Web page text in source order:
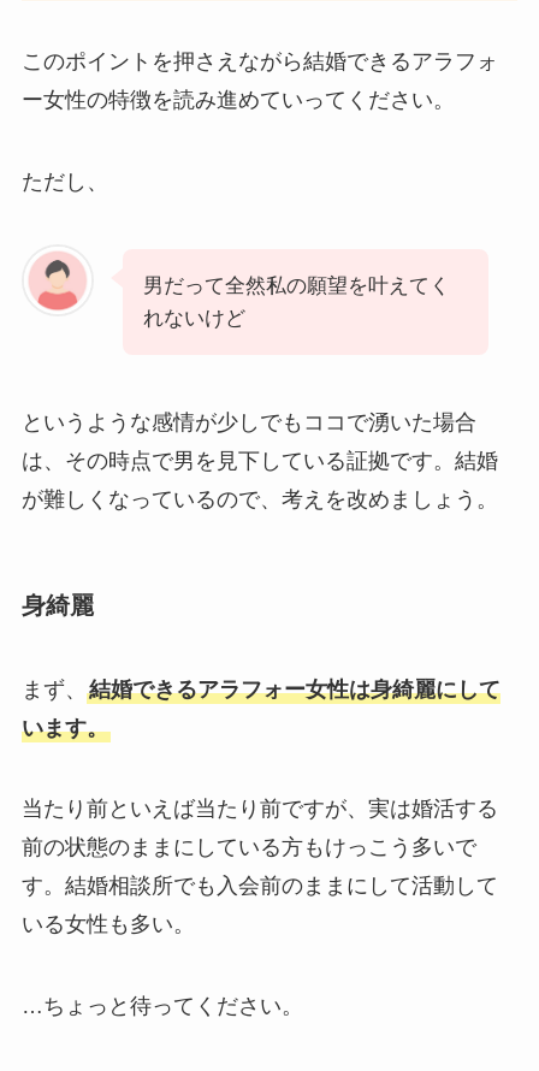
このポイントを押さえながら結婚できるアラフォ
ー女性の特徴を読み進めていってください。
ただし、
男だって全然私の願望を叶えてく
れないけど
というような感情が少しでもココで湧いた場合
は、その時点で男を見下している証拠です。結婚
が難しくなっているので、考えを改めましょう。
身綺麗
まず、 結婚できるアラフォー女性は身綺麗にして
います。
当たり前といえば当たり前ですが、実は婚活する
前の状態のままにしている方もけっこう多いで
す。結婚相談所でも入会前のままにして活動して
いる女性も多い。
…ちょっと待ってください。